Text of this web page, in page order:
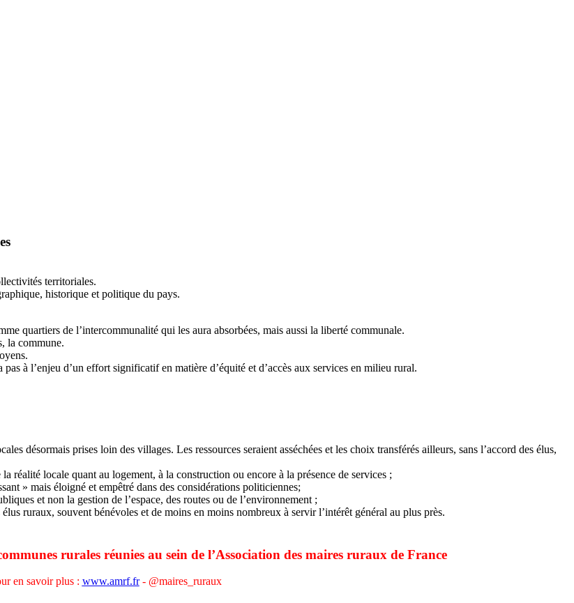
territoriales.
historique et politique du pays.
quartiers de l’intercommunalité qui les aura absorbées, mais aussi la liberté communale.
la commune.
à l’enjeu d’un effort significatif en matière d’équité et d’accès aux services en milieu rural.
désormais prises loin des villages. Les ressources seraient asséchées et les choix transférés ailleurs, sans l’accord des élus,
réalité locale quant au logement, à la construction ou encore à la présence de services ;
» mais éloigné et empêtré dans des considérations politiciennes;
et non la gestion de l’espace, des routes ou de l’environnement ;
ruraux, souvent bénévoles et de moins en moins nombreux à servir l’intérêt général au plus près.
rurales réunies au sein de l’Association des maires ruraux de France
en savoir plus : www.amrf.fr- @maires_ruraux